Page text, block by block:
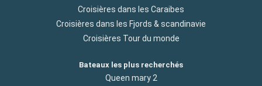
Croisières dans les Caraibes
Croisières dans les Fjords & scandinavie
Croisières Tour du monde
Bateaux les plus recherchés
Queen mary 2